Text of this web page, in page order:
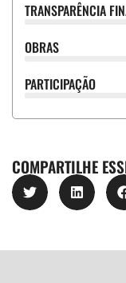
TRANSPARÊNCIA
OBRAS
PARTICIPAÇÃO
COMPARTILHE